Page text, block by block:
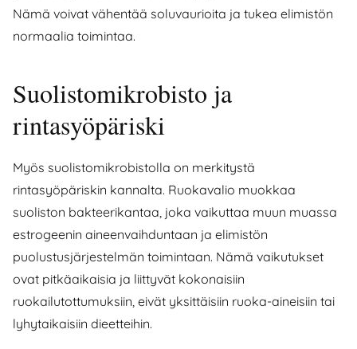
Nämä voivat vähentää soluvaurioita ja tukea elimistön
normaalia toimintaa.
Suolistomikrobisto ja
rintasyöpäriski
Myös suolistomikrobistolla on merkitystä
rintasyöpäriskin kannalta. Ruokavalio muokkaa
suoliston bakteerikantaa, joka vaikuttaa muun muassa
estrogeenin aineenvaihduntaan ja elimistön
puolustusjärjestelmän toimintaan. Nämä vaikutukset
ovat pitkäaikaisia ja liittyvät kokonaisiin
ruokailutottumuksiin, eivät yksittäisiin ruoka-aineisiin tai
lyhytaikaisiin dieetteihin.